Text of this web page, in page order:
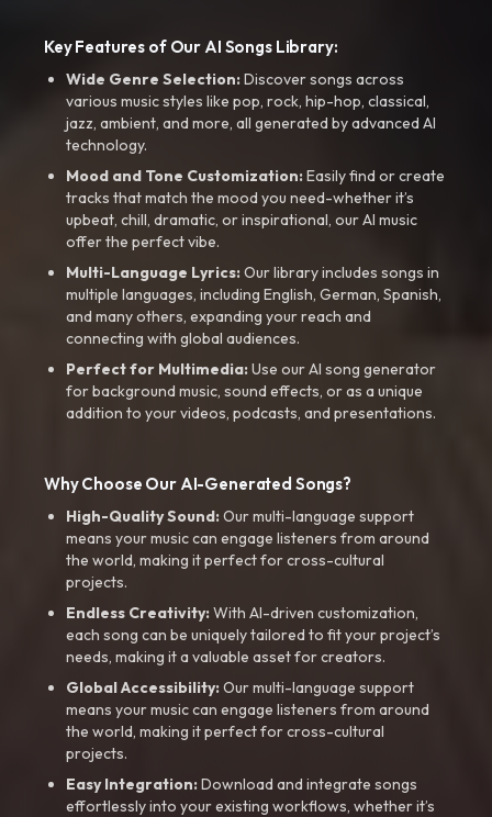
Key Features of Our AI Songs Library:
Wide Genre Selection:Discover songs across
various music styles like pop, rock, hip-hop, classical,
jazz, ambient, and more, all generated by advanced AI
technology.
Mood and Tone Customization:Easily find or create
tracks that match the mood you need-whether it’s
upbeat, chill, dramatic, or inspirational, our AI music
offer the perfect vibe.
Multi-Language Lyrics:Our library includes songs in
multiple languages, including English, German, Spanish,
and many others, expanding your reach and
connecting with global audiences.
Perfect for Multimedia:Use our AI song generator
for background music, sound effects, or as a unique
addition to your videos, podcasts, and presentations.
Why Choose Our AI-Generated Songs?
High-Quality Sound:Our multi-language support
means your music can engage listeners from around
the world, making it perfect for cross-cultural
projects.
Endless Creativity:With AI-driven customization,
each song can be uniquely tailored to fit your project’s
needs, making it a valuable asset for creators.
Global Accessibility:Our multi-language support
means your music can engage listeners from around
the world, making it perfect for cross-cultural
projects.
Easy Integration:Download and integrate songs
effortlessly into your existing workflows, whether it’s